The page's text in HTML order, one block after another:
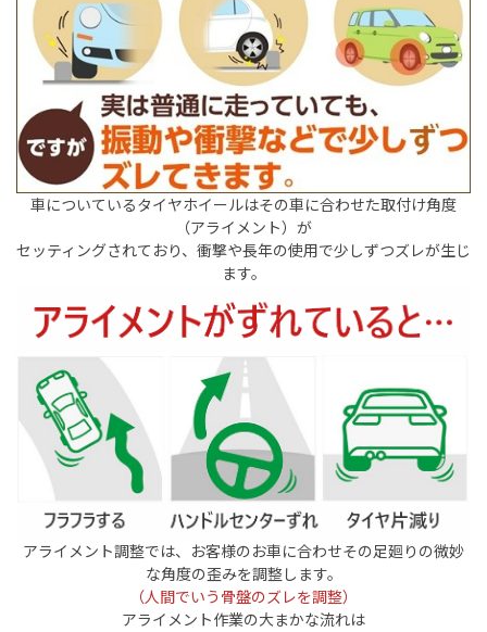
車についているタイヤホイールはその車に合わせた取付け角度
（アライメント）が
セッティングされて おり、衝撃や長年の使用で少しずつズレが生じ
ます。
アライメント調整では、お客様のお車に合わせその足廻りの微妙
な角度の歪みを調整します。
（人間でいう骨盤のズレを調整）
アライメント作業の大まかな流れは